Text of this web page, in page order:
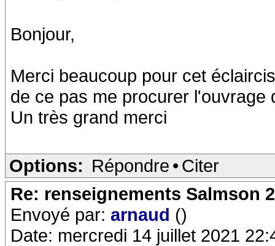
Bonjour,
Merci beaucoup pour cet
de ce pas me procurer l'ouvrage
Un très grand merci
Options: Répondre • Citer
Re: renseignements Salmson
Envoyé par: arnaud ()
Date: mercredi 14 juillet 2021